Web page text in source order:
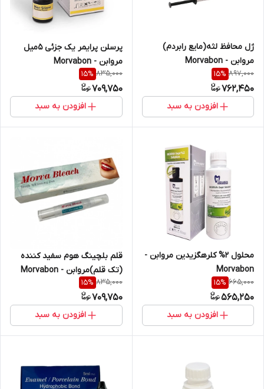
ژل محافظ لثه(مایع رابردم)
مروابن - Morvabon
897,000
15%
762,450
افزودن به سبد
پرسلن پرایمر یک جزئی ۵میل
مروابن - Morvabon
835,000
15%
709,750
افزودن به سبد
محلول ۲% کلرهگزیدین مروابن -
Morvabon
665,000
15%
565,250
افزودن به سبد
قلم بلچینگ هوم سفید کننده
(تک قلم)مروابن - Morvabon
835,000
15%
709,750
افزودن به سبد